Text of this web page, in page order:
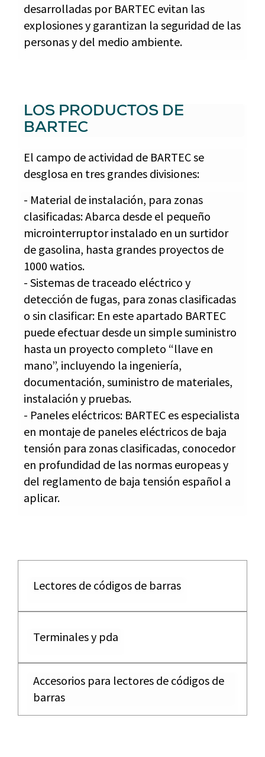
desarrolladas por BARTEC evitan las
explosiones y garantizan la seguridad de las
personas y del medio ambiente.
LOS PRODUCTOS DE
BARTEC
El campo de actividad de BARTEC se
desglosa en tres grandes divisiones:
- Material de instalación, para zonas
clasificadas: Abarca desde el pequeño
microinterruptor instalado en un surtidor
de gasolina, hasta grandes proyectos de
1000 watios.
- Sistemas de traceado eléctrico y
detección de fugas, para zonas clasificadas
o sin clasificar: En este apartado BARTEC
puede efectuar desde un simple suministro
hasta un proyecto completo “llave en
mano”, incluyendo la ingeniería,
documentación, suministro de materiales,
instalación y pruebas.
- Paneles eléctricos: BARTEC es especialista
en montaje de paneles eléctricos de baja
tensión para zonas clasificadas, conocedor
en profundidad de las normas europeas y
del reglamento de baja tensión español a
aplicar.
Lectores de códigos de barras
Terminales y pda
Accesorios para lectores de códigos de
barras